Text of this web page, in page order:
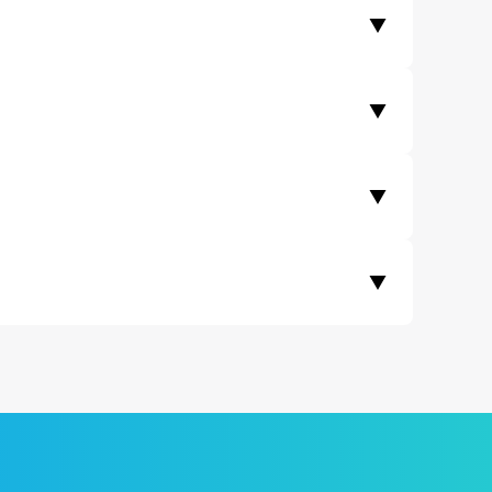
들에서도 모인 서비스를 이용하고 있습니다.
▼
▼
▼
▼